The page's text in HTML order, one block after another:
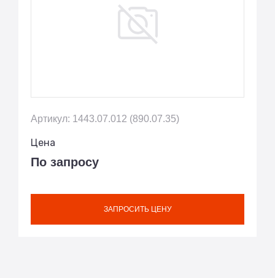
Артикул: 1443.07.012 (890.07.35)
Цена
По запросу
ЗАПРОСИТЬ ЦЕНУ